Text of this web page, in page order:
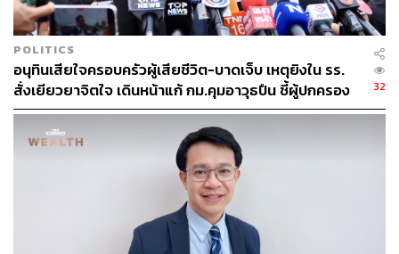
POLITICS
อนุทินเสียใจครอบครัวผู้เสียชีวิต-บาดเจ็บ เหตุยิงใน รร.
สั่งเยียวยาจิตใจ เดินหน้าแก้ กม.คุมอาวุธปืน ชี้ผู้ปกครอง
ต้องร่วมรับผิดชอบ
32